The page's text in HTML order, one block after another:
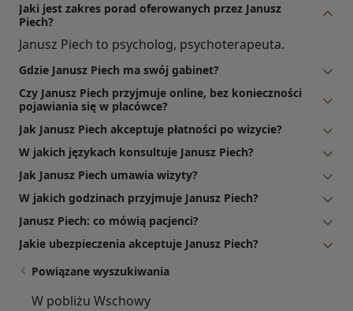
Jaki jest zakres porad oferowanych przez Janusz
Piech?
Janusz Piech to psycholog, psychoterapeuta.
Gdzie Janusz Piech ma swój gabinet?
Czy Janusz Piech przyjmuje online, bez konieczności
pojawiania się w placówce?
Jak Janusz Piech akceptuje płatności po wizycie?
W jakich językach konsultuje Janusz Piech?
Jak Janusz Piech umawia wizyty?
W jakich godzinach przyjmuje Janusz Piech?
Janusz Piech: co mówią pacjenci?
Jakie ubezpieczenia akceptuje Janusz Piech?
Powiązane wyszukiwania
W pobliżu Wschowy